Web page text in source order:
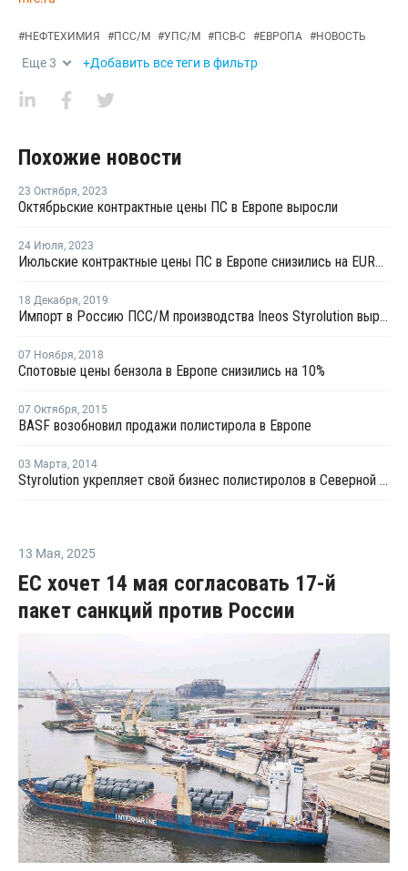
#НЕФТЕХИМИЯ #ПСС/М #УПС/М #ПСВ-С #ЕВРОПА #НОВОСТЬ
Еще3 +Добавить все теги в фильтр
Похожие новости
23 Октября, 2023
Октябрьские контрактные цены ПС в Европе выросли
24 Июля, 2023
Июльские контрактные цены ПС в Европе снизились на EUR80-100 за тонну
18 Декабря, 2019
Импорт в Россию ПСС/М производства Ineos Styrolution вырос в январе – ноябре на 64%
07 Ноября, 2018
Спотовые цены бензола в Европе снизились на 10%
07 Октября, 2015
BASF возобновил продажи полистирола в Европе
03 Марта, 2014
Styrolution укрепляет свой бизнес полистиролов в Северной Америке
13 Мая, 2025
ЕС хочет 14 мая согласовать 17-й
пакет санкций против России